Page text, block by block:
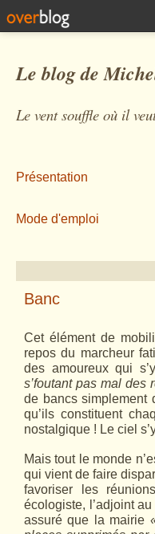
Le blog de
Le vent souffle où il
Présentation
Mode d'emploi
Banc
Cet élément de
repos du marcheur
des amoureux qui s’y
s’foutant pas mal des
de bancs simplement
qu’ils constituent
nostalgique ! Le ciel
Mais tout le monde
qui vient de faire
favoriser les
écologiste, l’adjoint
assuré que la mairie